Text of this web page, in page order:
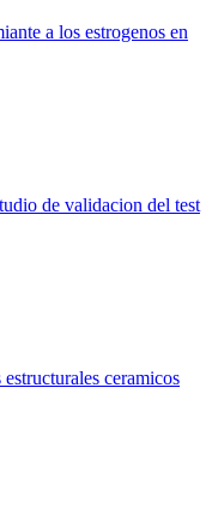
a los estrogenos en
de validacion del test
ceramicos